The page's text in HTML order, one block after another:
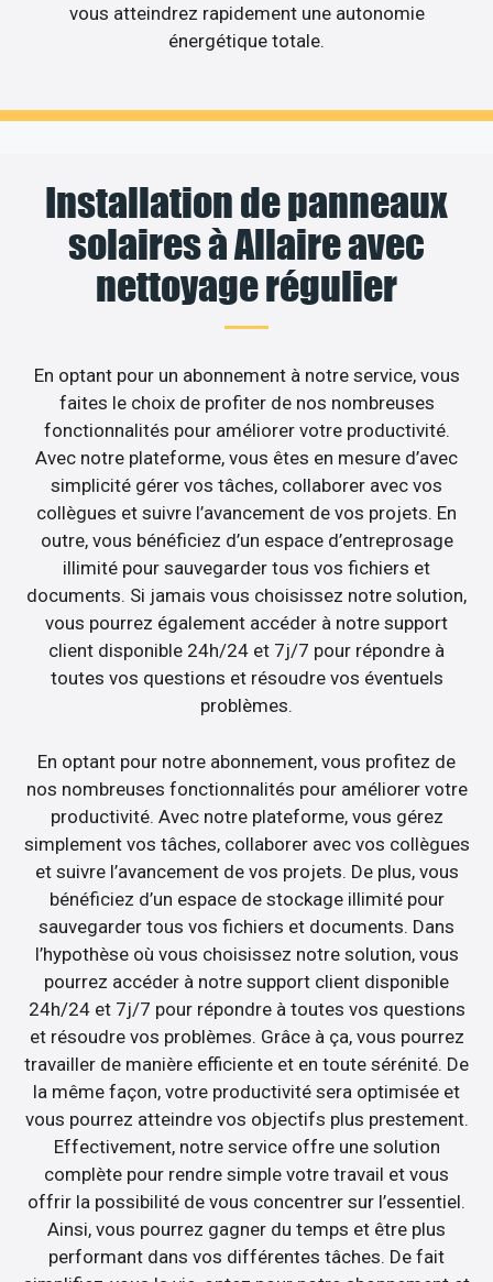
vous atteindrez rapidement une autonomie
énergétique totale.
Installation de panneaux
solaires à Allaire avec
nettoyage régulier
En optant pour un abonnement à notre service, vous
faites le choix de profiter de nos nombreuses
fonctionnalités pour améliorer votre productivité.
Avec notre plateforme, vous êtes en mesure d’avec
simplicité gérer vos tâches, collaborer avec vos
collègues et suivre l’avancement de vos projets. En
outre, vous bénéficiez d’un espace d’entreprosage
illimité pour sauvegarder tous vos fichiers et
documents. Si jamais vous choisissez notre solution,
vous pourrez également accéder à notre support
client disponible 24h/24 et 7j/7 pour répondre à
toutes vos questions et résoudre vos éventuels
problèmes.
En optant pour notre abonnement, vous profitez de
nos nombreuses fonctionnalités pour améliorer votre
productivité. Avec notre plateforme, vous gérez
simplement vos tâches, collaborer avec vos collègues
et suivre l’avancement de vos projets. De plus, vous
bénéficiez d’un espace de stockage illimité pour
sauvegarder tous vos fichiers et documents. Dans
l’hypothèse où vous choisissez notre solution, vous
pourrez accéder à notre support client disponible
24h/24 et 7j/7 pour répondre à toutes vos questions
et résoudre vos problèmes. Grâce à ça, vous pourrez
travailler de manière efficiente et en toute sérénité. De
la même façon, votre productivité sera optimisée et
vous pourrez atteindre vos objectifs plus prestement.
Effectivement, notre service offre une solution
complète pour rendre simple votre travail et vous
offrir la possibilité de vous concentrer sur l’essentiel.
Ainsi, vous pourrez gagner du temps et être plus
performant dans vos différentes tâches. De fait